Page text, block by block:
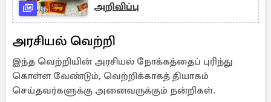
அறிவிப்பு
அரசியல் வெற்றி
இந்த வெற்றியின் அரசியல் நோக்கத்தைப் புரிந்து
கொள்ள வேண்டும், வெற்றிக்காகத் தியாகம்
செய்தவர்களுக்கு அனைவருக்கும் நன்றிகள்.